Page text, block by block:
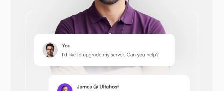
Opencart